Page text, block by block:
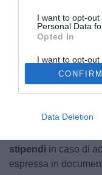
I want to opt-
Personal Data
Opted In
I want to opt-out
Retention,
Personal Data
Purposes for
Opted Out
CONFIRM
Data Deletion
© foto di Federico
C’è ancora speranza
nessuna
giudiziaria indetta
speranze per
I calciatori, infatti, si
stipendi in caso di
espressa in